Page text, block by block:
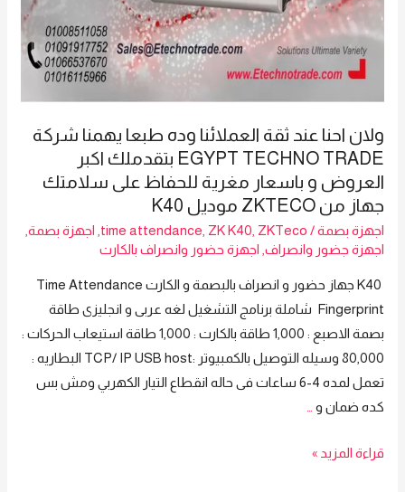
ولان احنا عند ثقة العملائنا وده طبعا يهمنا شركة
EGYPT TECHNO TRADE بتقدملك اكبر
العروض و باسعار مغرية للحفاظ على سلامتك
جهاز من ZKTECO موديل K40
اجهزة بصمة/
time attendance ZK K40 ZKTeco اجهزة بصمة
اجهزة جضور وانصراف اجهزة حضور وانصراف بالكارت
K40 جهاز حضور و انصراف بالبصمة و الكارت Time Attendance
Fingerprint شاملة برنامج التشغيل لغه عربى و انجليزى طاقة
بصمة الاصبع : 1,000 طاقة بالكارت : 1,000 طاقة استيعاب الحركات :
80,000 وسيله التوصيل بالكمبيوتر :TCP/ IP USB host البطاريه :
تعمل لمده 4-6 ساعات فى حاله انقطاع التيار الكهربي ومش بس
كده ضمان و
ولان
قراءة المزيد »